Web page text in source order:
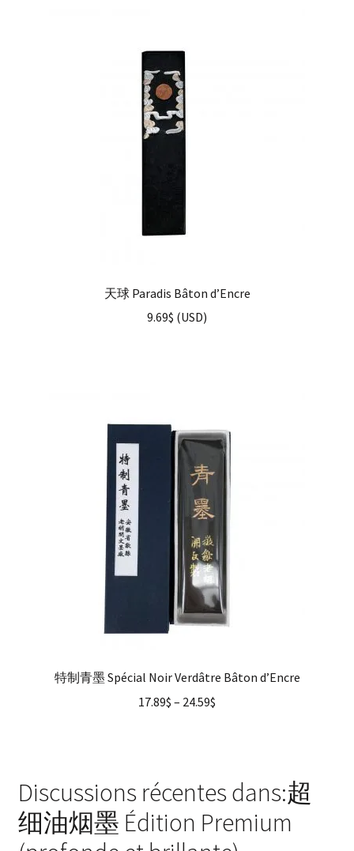
天球 Paradis Bâton d’Encre
9.69$ (USD)
特制青墨 Spécial Noir Verdâtre Bâton d’Encre
17.89$ – 24.59$
Discussions récentes dans:超
细油烟墨 Édition Premium